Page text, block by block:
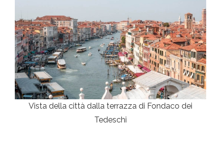
Vista della città dalla terrazza di Fondaco dei
Tedeschi